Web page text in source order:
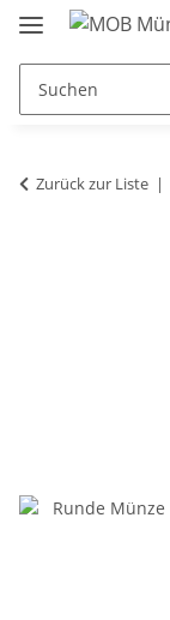
Zurück zur Liste